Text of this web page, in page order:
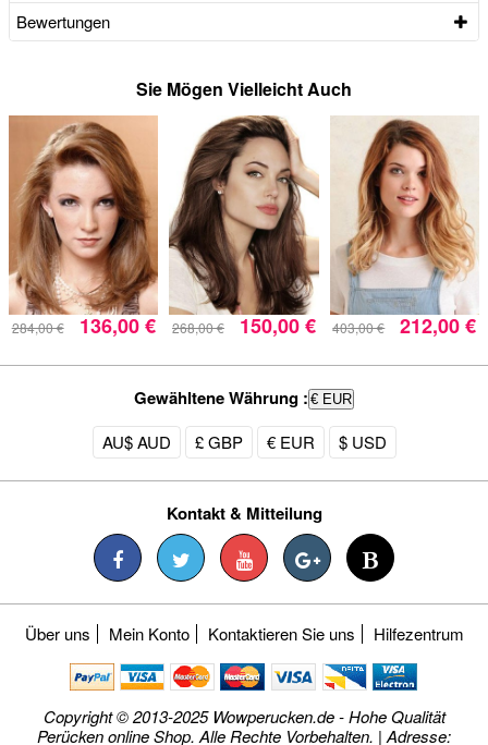
Bewertungen
Sie Mögen Vielleicht Auch
284,00 € 136,00 € 268,00 € 150,00 € 403,00 € 212,00 €
Gewähltene Währung : € EUR
AU$ AUD £ GBP € EUR $ USD
Kontakt & Mitteilung
Über uns Mein Konto Kontaktieren Sie uns Hilfezentrum
Copyright © 2013-2025 Wowperucken.de - Hohe Qualität
Perücken online Shop. Alle Rechte Vorbehalten. | Adresse: